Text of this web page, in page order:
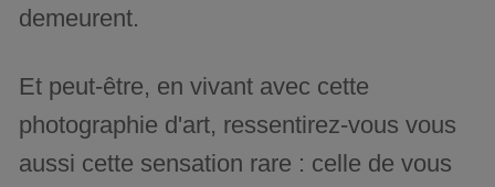
demeurent.
Et peut-être, en vivant avec cette
photographie d'art, ressentirez-vous vous
aussi cette sensation rare : celle de vous